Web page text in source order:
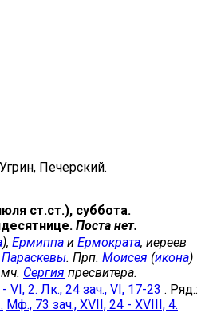
Печерский.
ст.ст.), суббота.
Поста нет.
), Ермиппа и Ермократа, иереев
Параскевы. Прп. Моисея (икона)
Сергия пресвитера.
- VI, 2. Лк., 24 зач., VI, 17-23 . Ряд.:
Мф., 73 зач., XVII, 24 - XVIII, 4.